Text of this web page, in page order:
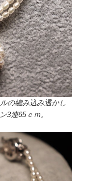
の編み込み透かし
3連65ｃｍ。